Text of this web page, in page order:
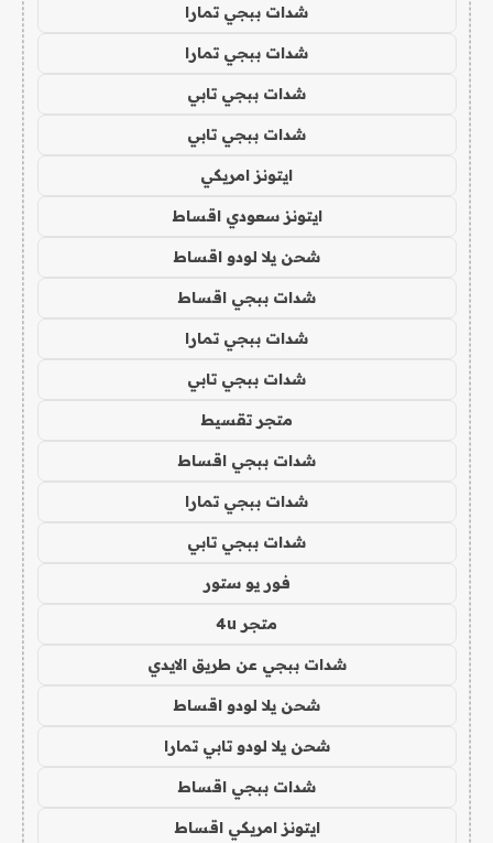
شدات ببجي تمارا
شدات ببجي تمارا
شدات ببجي تابي
شدات ببجي تابي
ايتونز امريكي
ايتونز سعودي اقساط
شحن يلا لودو اقساط
شدات ببجي اقساط
شدات ببجي تمارا
شدات ببجي تابي
متجر تقسيط
شدات ببجي اقساط
شدات ببجي تمارا
شدات ببجي تابي
فور يو ستور
متجر 4u
شدات ببجي عن طريق الايدي
شحن يلا لودو اقساط
شحن يلا لودو تابي تمارا
شدات ببجي اقساط
ايتونز امريكي اقساط